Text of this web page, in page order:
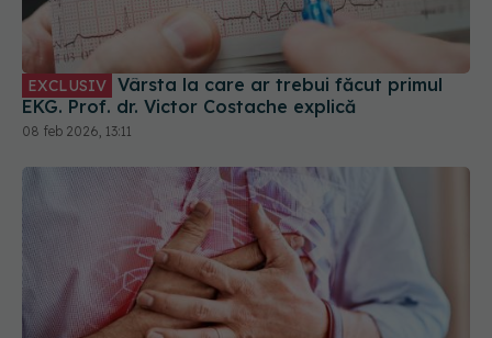
EXCLUSIV
EKG. Prof. dr. Victor Costache explică
08 feb 2026, 13:11